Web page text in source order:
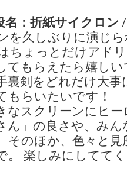
名：折紙サイクロン
を久しぶりに演じ
ちょっとだけアド
てもらえたら嬉しい
剣をどれだけ大事
もらいたいです！
スクリーンにヒー
ん」の良さや、み
そのほか、色々と
。 楽しみにしてて